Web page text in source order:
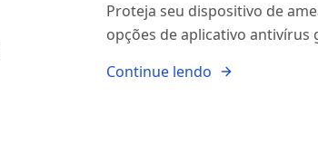
Proteja seu dispositivo de
opções de aplicativo antivírus
Continue lendo